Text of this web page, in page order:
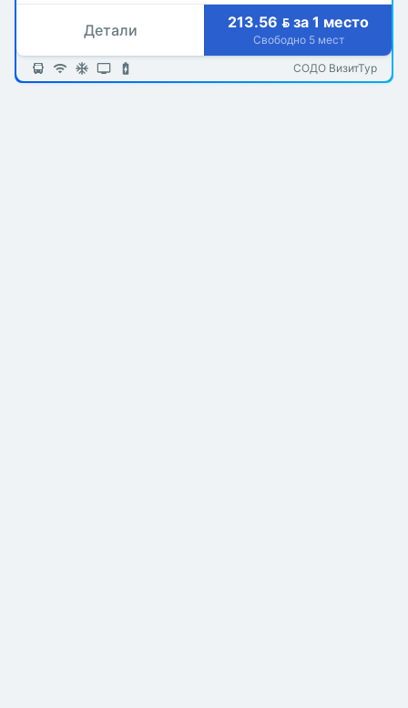
Детали 213.56  за 1 место
Свободно 5 мест
СОДО ВизитТур